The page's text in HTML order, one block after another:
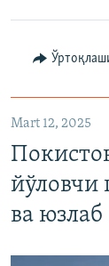
Mart 12, 2025
йўловчи
ва